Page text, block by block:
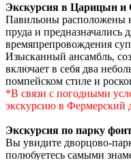
Экскурсия в Царицын и
Павильоны расположены
пруда и предназначались
времяпрепровождения
Изысканный ансамбль,
включает в себя два
помпейском стиле и
*В связи с погодными
экскурсию в Фермерский
Экскурсия по парку
Вы увидите дворцово-
полюбуетесь самыми